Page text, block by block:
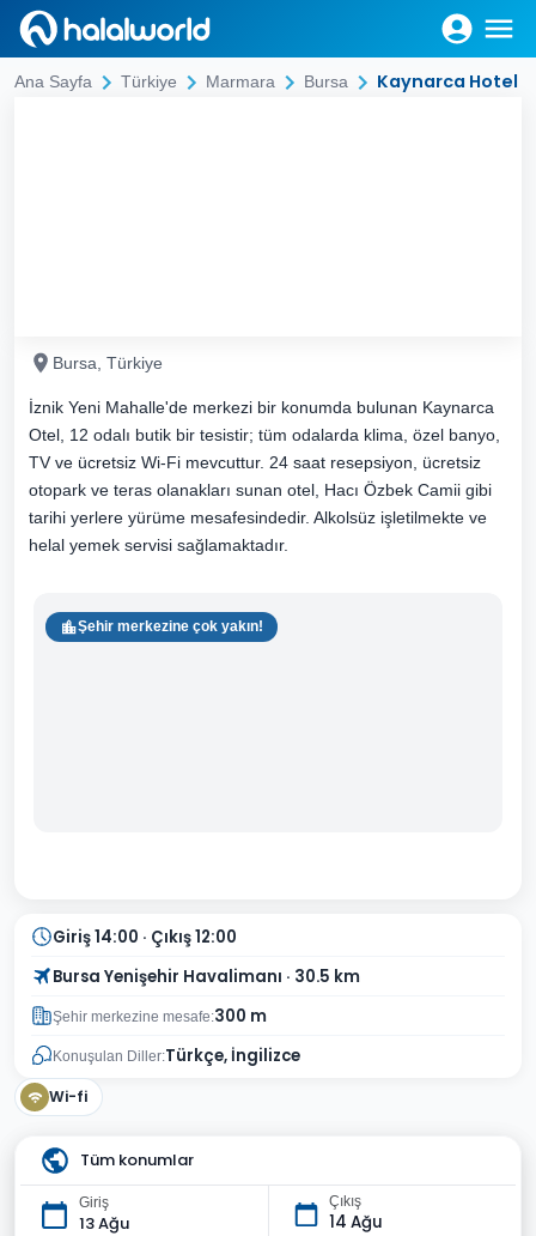
Ana Sayfa Türkiye Marmara Bursa Kaynarca Hotel
Bursa, Türkiye
İznik Yeni Mahalle'de merkezi bir konumda bulunan Kaynarca
Otel, 12 odalı butik bir tesistir; tüm odalarda klima, özel banyo,
TV ve ücretsiz Wi-Fi mevcuttur. 24 saat resepsiyon, ücretsiz
otopark ve teras olanakları sunan otel, Hacı Özbek Camii gibi
tarihi yerlere yürüme mesafesindedir. Alkolsüz işletilmekte ve
helal yemek servisi sağlamaktadır.
Şehir merkezine çok yakın!
Giriş 14:00 · Çıkış 12:00
Bursa Yenişehir Havalimanı · 30.5 km
Şehir merkezine mesafe:300 m
Konuşulan Diller:Türkçe, İngilizce
Wi-fi
Tüm konumlar
Giriş
13 Ağu
Çıkış
14 Ağu